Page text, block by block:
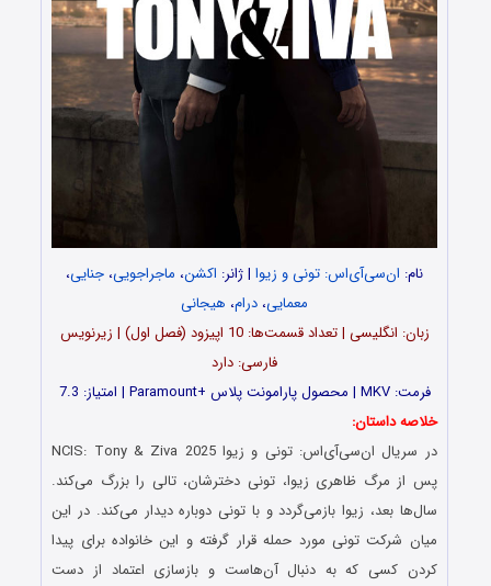
نام: ان‌سی‌آی‌اس: تونی و زیوا | ژانر: اکشن، ماجراجویی، جنایی،
معمایی، درام، هیجانی
زبان: انگلیسی | تعداد قسمت‌‌‌‌ها: 10 اپیزود (فصل اول) | زیرنویس
فارسی: دارد
فرمت: MKV | محصول پارامونت پلاس +Paramount | امتیاز: 7.3
خلاصه داستان:
در سریال ان‌سی‌آی‌اس: تونی و زیوا NCIS: Tony & Ziva 2025
پس از مرگ ظاهری زیوا، تونی دخترشان، تالی را بزرگ می‌کند.
سال‌ها بعد، زیوا بازمی‌گردد و با تونی دوباره دیدار می‌کند. در این
میان شرکت تونی مورد حمله قرار گرفته و این خانواده برای پیدا
کردن کسی که به دنبال آن‌هاست و بازسازی اعتماد از دست